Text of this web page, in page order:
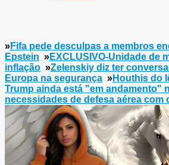
»Fifa pede desculpas a membros
Epstein »EXCLUSIVO-Unidade de
inflação »Zelenskiy diz ter
Europa na segurança »Houthis do
Trump ainda está "em andamento"
necessidades de defesa aérea com